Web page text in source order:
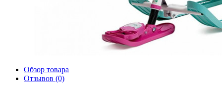
Обзор товара
Отзывов (0)